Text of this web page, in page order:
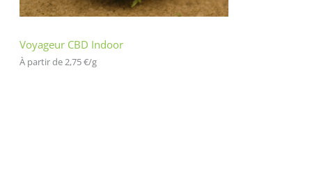
Voyageur CBD Indoor
À partir de 2,75€/g